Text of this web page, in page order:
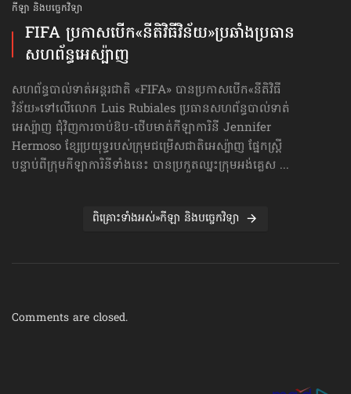
កីឡា និងបច្ចេកវិទ្យា
FIFA ប្រកាសបើក​«នីតិវិធីវិន័យ»​ប្រឆាំងប្រធាន
សហព័ន្ធ​អេស្ប៉ាញ
សហព័ន្ធបាល់ទាត់អន្តរជាតិ «FIFA» បានប្រកាសបើក«នីតិវិធី
វិន័យ»​ទៅលើលោក Luis Rubiales ប្រធានសហព័ន្ធបាល់ទាត់
អេស្ប៉ាញ ជុំវិញការចាប់ឱប-ថើបមាត់​កីឡាការិនី Jennifer
Hermoso ខ្សែប្រយុទ្ធរបស់ក្រុមជម្រើសជាតិអេស្ប៉ាញ ផ្នែកស្ត្រី
បន្ទាប់ពីក្រុមកីឡាការិនីទាំងនេះ បានប្រកួតឈ្នះក្រុមអង់គ្លេស ...
ពិគ្រោះទាំងអស់»កីឡា និងបច្ចេកវិទ្យា
Comments are closed.